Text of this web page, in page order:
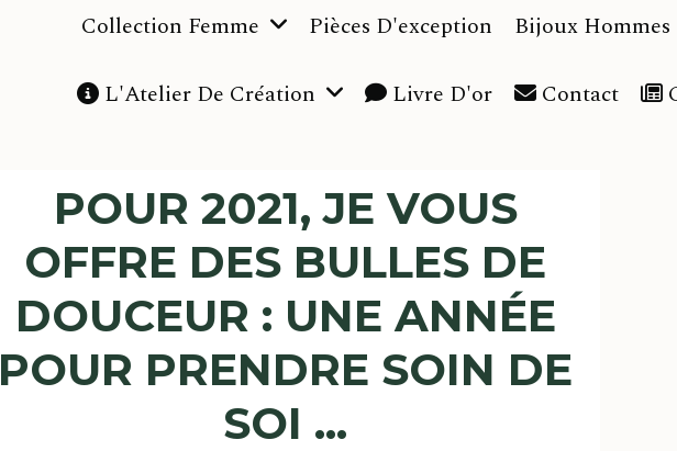
Collection Femme Pièces D'exception Bijoux Hommes
L'Atelier De Création Livre D'or Contact
POUR 2021, JE VOUS
OFFRE DES BULLES DE
DOUCEUR : UNE ANNÉE
POUR PRENDRE SOIN DE
SOI ...